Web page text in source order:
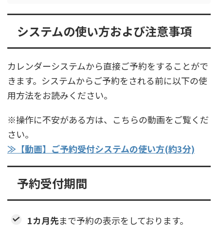
システムの使い方および注意事項
カレンダーシステムから直接ご予約をすることがで
きます。システムからご予約をされる前に以下の使
用方法をお読みください。
※操作に不安がある方は、こちらの動画をご覧くだ
さい。
≫【動画】ご予約受付システムの使い方(約3分)
予約受付期間
1カ月先まで予約の表示をしております。